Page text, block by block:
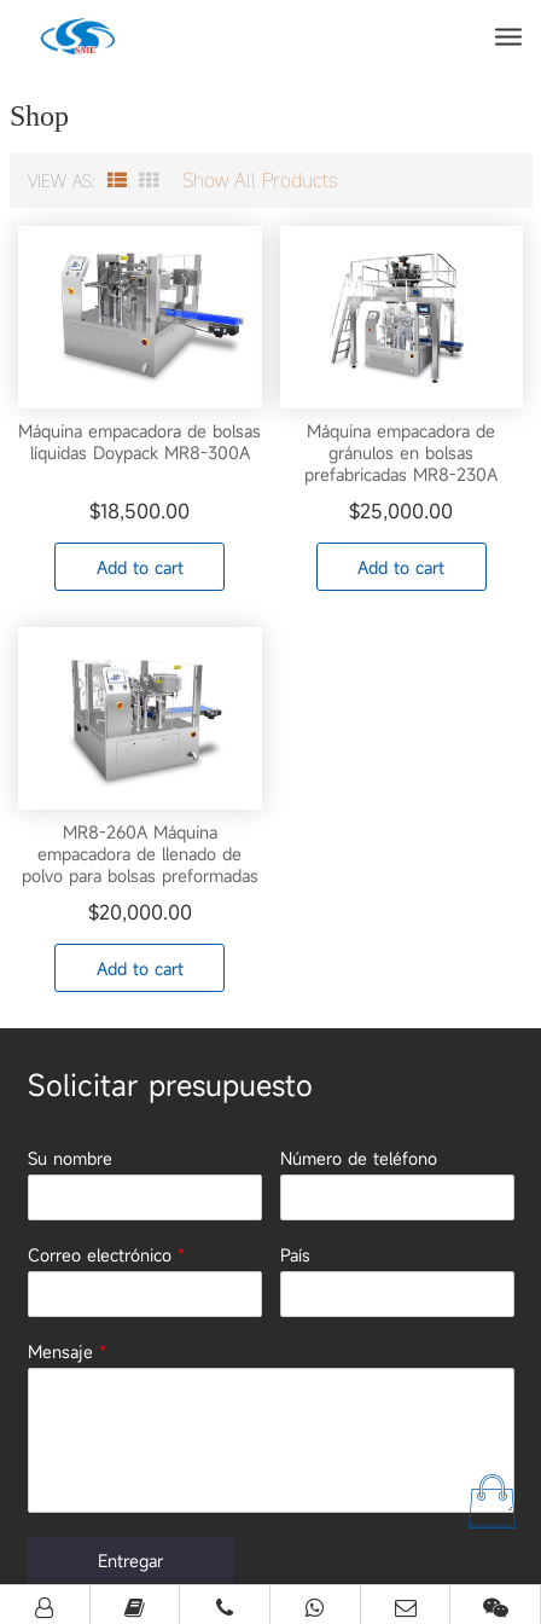
Casa
Shop
VIEW AS: Show All Products
Máquina empacadora de bolsas
líquidas Doypack MR8-300A
$18,500.00
Add to cart
Máquina empacadora de
gránulos en bolsas
prefabricadas MR8-230A
$25,000.00
Add to cart
MR8-260A Máquina
empacadora de llenado de
polvo para bolsas preformadas
$20,000.00
Add to cart
Solicitar presupuesto
Su nombre Número de teléfono
Correo electrónico * País
Mensaje *
Entregar